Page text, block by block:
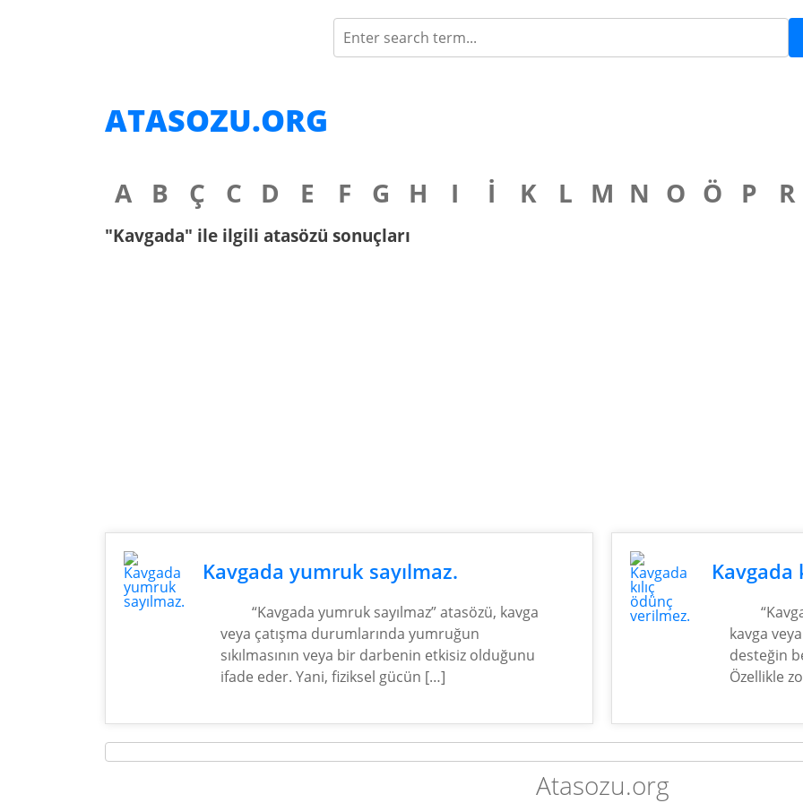
ATASOZU.ORG
A B Ç C D E F G H I İ K L M N O Ö P R
"Kavgada" ile ilgili atasözü sonuçları
Kavgada yumruk sayılmaz.
“Kavgada yumruk sayılmaz” atasözü, kavga
veya çatışma durumlarında yumruğun
sıkılmasının veya bir darbenin etkisiz olduğunu
ifade eder. Yani, fiziksel gücün […]
Kavgada
kavga
desteğin
Özellikle
Atasozu.org